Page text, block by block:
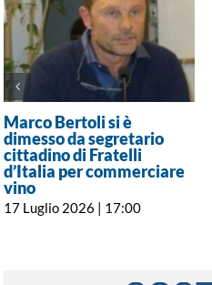
Marco Bertoli si è
dimesso da segretario
cittadino di Fratelli
d’Italia per commerciare
vino
17 Luglio 2026 | 17:00